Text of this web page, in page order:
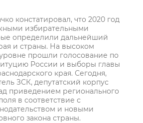
констатировал, что 2020 год
избирательными
определили дальнейший
и страны. На высоком
прошли голосование по
России и выборы главы
края. Сегодня,
ЗСК, депутатский корпус
приведением регионального
в соответствие с
и новыми
закона страны.